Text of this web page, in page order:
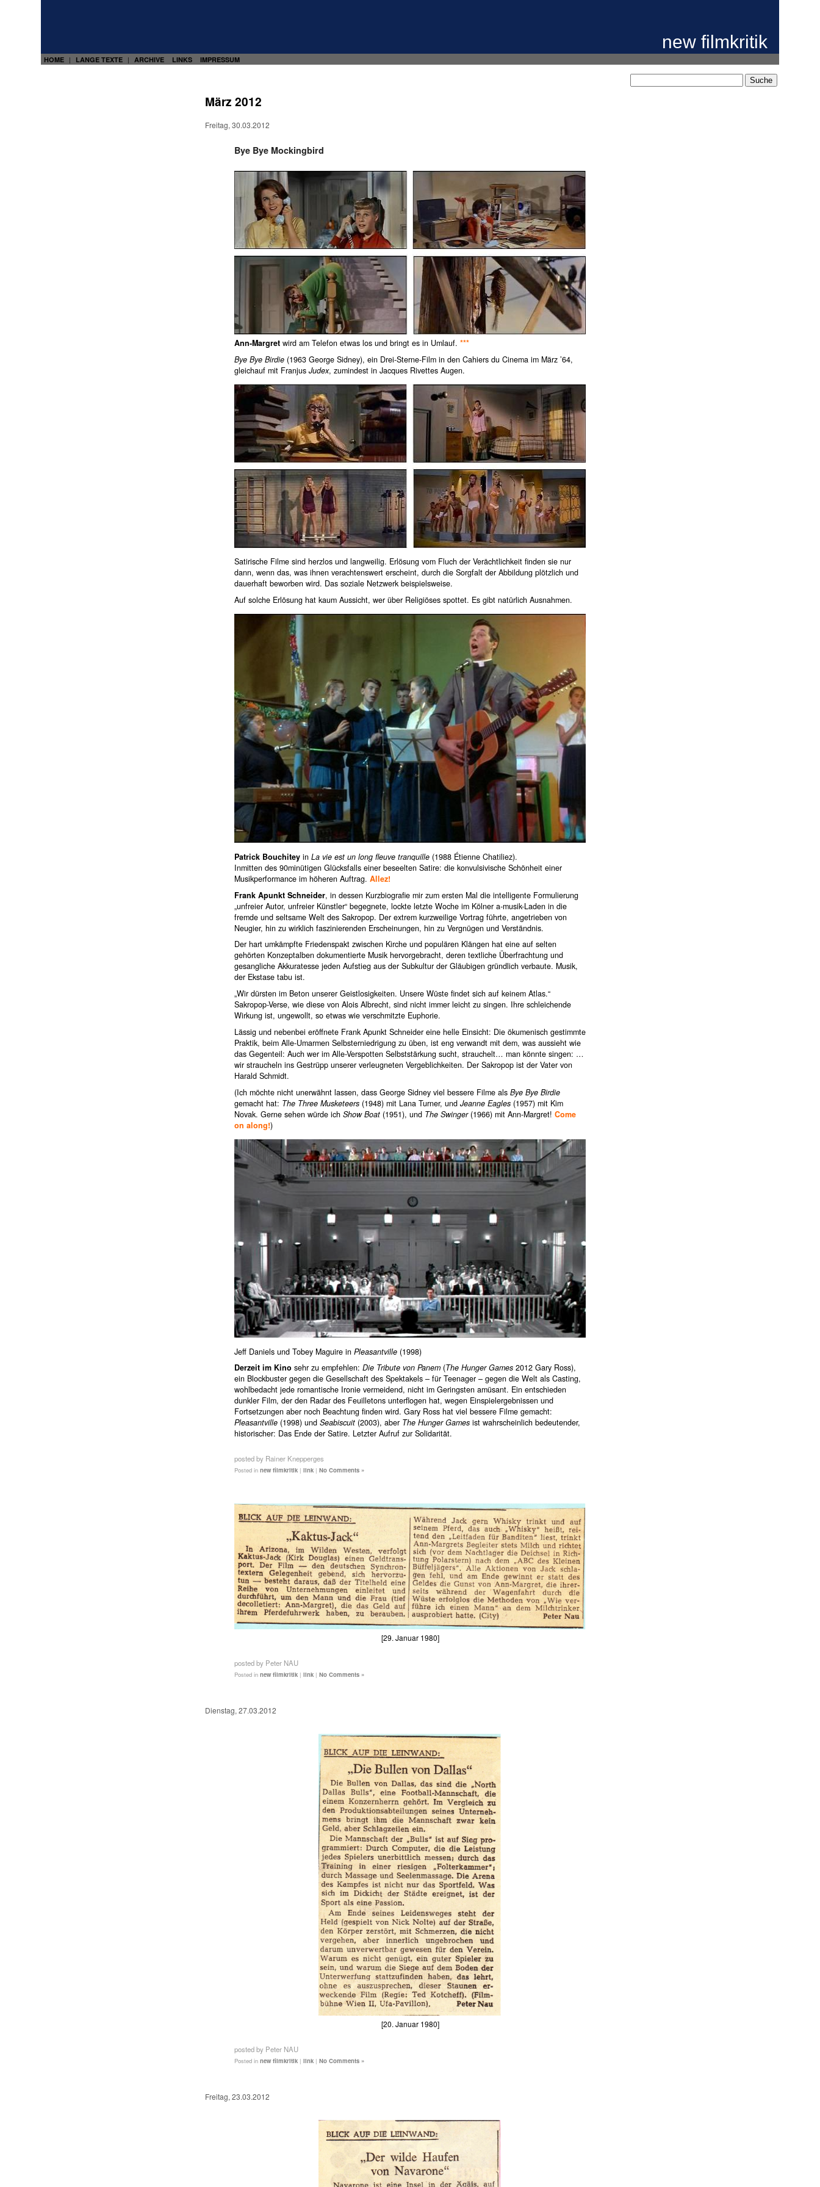
new filmkritik
HOME | LANGE TEXTE | ARCHIVE LINKS IMPRESSUM
März 2012
Freitag, 30.03.2012
Bye Bye Mockingbird
Ann-Margret wird am Telefon etwas los und bringt es in Umlauf. ***
Bye Bye Birdie (1963 George Sidney), ein Drei-Sterne-Film in den Cahiers du Cinema im März ’64,
gleichauf mit Franjus Judex, zumindest in Jacques Rivettes Augen.
Satirische Filme sind herzlos und langweilig. Erlösung vom Fluch der Verächtlichkeit finden sie nur
dann, wenn das, was ihnen verachtenswert erscheint, durch die Sorgfalt der Abbildung plötzlich und
dauerhaft beworben wird. Das soziale Netzwerk beispielsweise.
Auf solche Erlösung hat kaum Aussicht, wer über Religiöses spottet. Es gibt natürlich Ausnahmen.
Patrick Bouchitey in La vie est un long fleuve tranquille (1988 Étienne Chatiliez).
Inmitten des 90minütigen Glücksfalls einer beseelten Satire: die konvulsivische Schönheit einer
Musikperformance im höheren Auftrag. Allez!
Frank Apunkt Schneider, in dessen Kurzbiografie mir zum ersten Mal die intelligente Formulierung
„unfreier Autor, unfreier Künstler“ begegnete, lockte letzte Woche im Kölner a-musik-Laden in die
fremde und seltsame Welt des Sakropop. Der extrem kurzweilige Vortrag führte, angetrieben von
Neugier, hin zu wirklich faszinierenden Erscheinungen, hin zu Vergnügen und Verständnis.
Der hart umkämpfte Friedenspakt zwischen Kirche und populären Klängen hat eine auf selten
gehörten Konzeptalben dokumentierte Musik hervorgebracht, deren textliche Überfrachtung und
gesangliche Akkuratesse jeden Aufstieg aus der Subkultur der Gläubigen gründlich verbaute. Musik,
der Ekstase tabu ist.
„Wir dürsten im Beton unserer Geistlosigkeiten. Unsere Wüste findet sich auf keinem Atlas.“
Sakropop-Verse, wie diese von Alois Albrecht, sind nicht immer leicht zu singen. Ihre schleichende
Wirkung ist, ungewollt, so etwas wie verschmitzte Euphorie.
Lässig und nebenbei eröffnete Frank Apunkt Schneider eine helle Einsicht: Die ökumenisch gestimmte
Praktik, beim Alle-Umarmen Selbsterniedrigung zu üben, ist eng verwandt mit dem, was aussieht wie
das Gegenteil: Auch wer im Alle-Verspotten Selbststärkung sucht, strauchelt… man könnte singen: …
wir straucheln ins Gestrüpp unserer verleugneten Vergeblichkeiten. Der Sakropop ist der Vater von
Harald Schmidt.
(Ich möchte nicht unerwähnt lassen, dass George Sidney viel bessere Filme als Bye Bye Birdie
gemacht hat: The Three Musketeers (1948) mit Lana Turner, und Jeanne Eagles (1957) mit Kim
Novak. Gerne sehen würde ich Show Boat (1951), und The Swinger(1966) mit Ann-Margret! Come
on along!)
Jeff Daniels und Tobey Maguire in Pleasantville (1998)
Derzeit im Kino sehr zu empfehlen: Die Tribute von Panem (The Hunger Games 2012 Gary Ross),
ein Blockbuster gegen die Gesellschaft des Spektakels – für Teenager – gegen die Welt als Casting,
wohlbedacht jede romantische Ironie vermeidend, nicht im Geringsten amüsant. Ein entschieden
dunkler Film, der den Radar des Feuilletons unterflogen hat, wegen Einspielergebnissen und
Fortsetzungen aber noch Beachtung finden wird. Gary Ross hat viel bessere Filme gemacht:
Pleasantville (1998) und Seabiscuit (2003), aber The Hunger Games ist wahrscheinlich bedeutender,
historischer: Das Ende der Satire. Letzter Aufruf zur Solidarität.
posted by Rainer Knepperges
Posted in new filmkritik | link | No Comments »
[29. Januar 1980]
posted by Peter NAU
Posted in new filmkritik | link | No Comments »
Dienstag, 27.03.2012
[20. Januar 1980]
posted by Peter NAU
Posted in new filmkritik | link | No Comments »
Freitag, 23.03.2012